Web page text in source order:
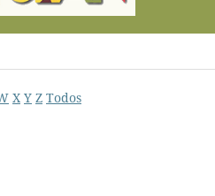
X Y Z Todos